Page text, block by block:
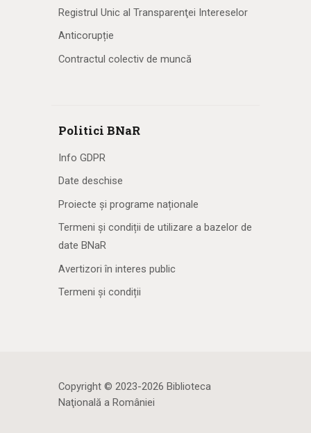
Registrul Unic al Transparenţei Intereselor
Anticorupție
Contractul colectiv de muncă
Politici BNaR
Info GDPR
Date deschise
Proiecte și programe naționale
Termeni și condiții de utilizare a bazelor de
date BNaR
Avertizori în interes public
Termeni și condiții
Copyright © 2023-2026 Biblioteca
Naţională a României